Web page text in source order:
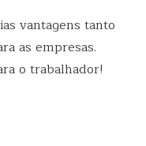
vantagens tanto
as empresas.
o trabalhador!